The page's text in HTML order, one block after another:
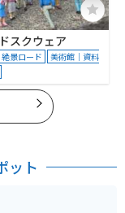
スクウェア
絶景ロード
美術館｜資料
ット